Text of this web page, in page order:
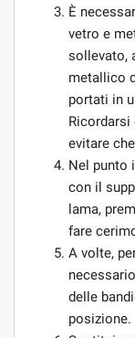
È
vetro e
sollevato,
metallico
portati in
Ricordarsi
evitare
Nel punto
con il
lama,
fare
A volte,
delle
posizione.